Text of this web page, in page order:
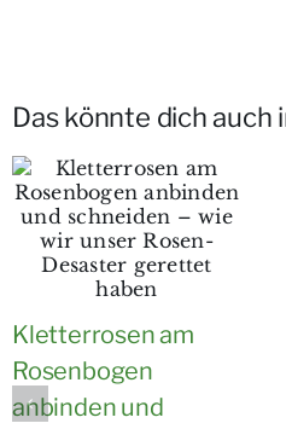
Das könnte dich auch
Kletterrosen am
Rosenbogen
anbinden und